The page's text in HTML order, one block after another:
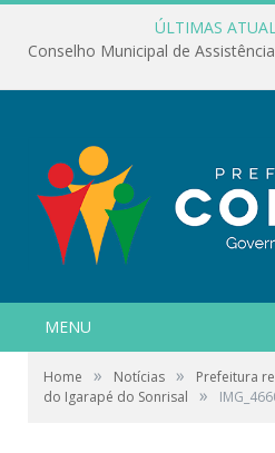
ÚLTIMAS
MENU
Home » Notícias »
Prefeitura
do Igarapé do Sonrisal
»